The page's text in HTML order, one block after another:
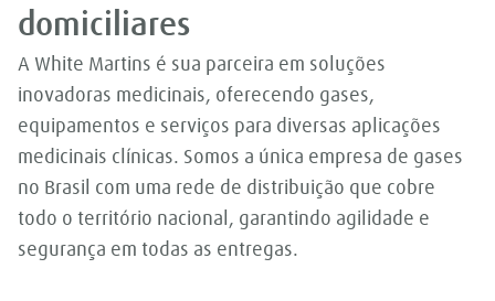
domiciliares
A White Martins é sua parceira em soluções
inovadoras medicinais, oferecendo gases,
equipamentos e serviços para diversas aplicações
medicinais clínicas. Somos a única empresa de gases
no Brasil com uma rede de distribuição que cobre
todo o território nacional, garantindo agilidade e
segurança em todas as entregas.